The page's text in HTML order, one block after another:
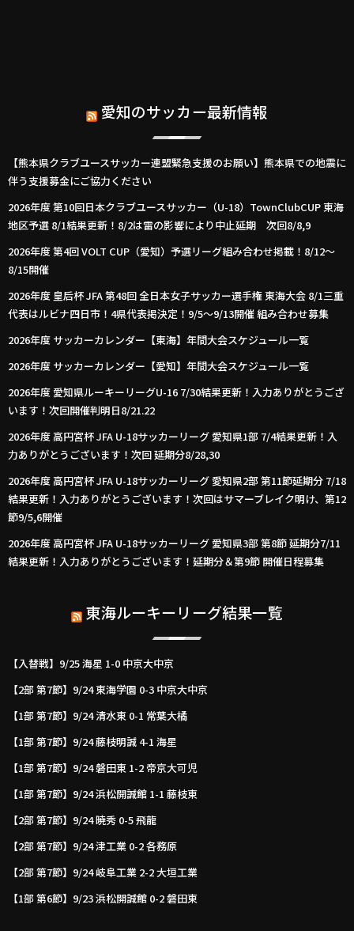
愛知のサッカー最新情報
【熊本県クラブユースサッカー連盟緊急支援のお願い】熊本県での地震に
伴う支援募金にご協力ください
2026年度 第10回日本クラブユースサッカー（U-18）TownClubCUP 東海
地区予選 8/1結果更新！8/2は雷の影響により中止延期 次回8/8,9
2026年度 第4回 VOLT CUP（愛知）予選リーグ組み合わせ掲載！8/12～
8/15開催
2026年度 皇后杯 JFA 第48回 全日本女子サッカー選手権 東海大会 8/1三重
代表はルビナ四日市！4県代表掲決定！9/5～9/13開催 組み合わせ募集
2026年度 サッカーカレンダー【東海】年間大会スケジュール一覧
2026年度 サッカーカレンダー【愛知】年間大会スケジュール一覧
2026年度 愛知県ルーキーリーグU-16 7/30結果更新！入力ありがとうござ
います！次回開催判明日8/21.22
2026年度 高円宮杯 JFA U-18サッカーリーグ 愛知県1部 7/4結果更新！入
力ありがとうございます！次回 延期分8/28,30
2026年度 高円宮杯 JFA U-18サッカーリーグ 愛知県2部 第11節延期分 7/18
結果更新！入力ありがとうございます！次回はサマーブレイク明け、第12
節9/5,6開催
2026年度 高円宮杯 JFA U-18サッカーリーグ 愛知県3部 第8節 延期分7/11
結果更新！入力ありがとうございます！延期分＆第9節 開催日程募集
東海ルーキーリーグ結果一覧
【入替戦】9/25 海星 1-0 中京大中京
【2部 第7節】9/24 東海学園 0-3 中京大中京
【1部 第7節】9/24 清水東 0-1 常葉大橘
【1部 第7節】9/24 藤枝明誠 4-1 海星
【1部 第7節】9/24 磐田東 1-2 帝京大可児
【1部 第7節】9/24 浜松開誠館 1-1 藤枝東
【2部 第7節】9/24 暁秀 0-5 飛龍
【2部 第7節】9/24 津工業 0-2 各務原
【2部 第7節】9/24 岐阜工業 2-2 大垣工業
【1部 第6節】9/23 浜松開誠館 0-2 磐田東